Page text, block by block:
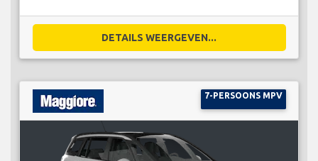
DETAILS WEERGEVEN...
7-PERSOONS MPV